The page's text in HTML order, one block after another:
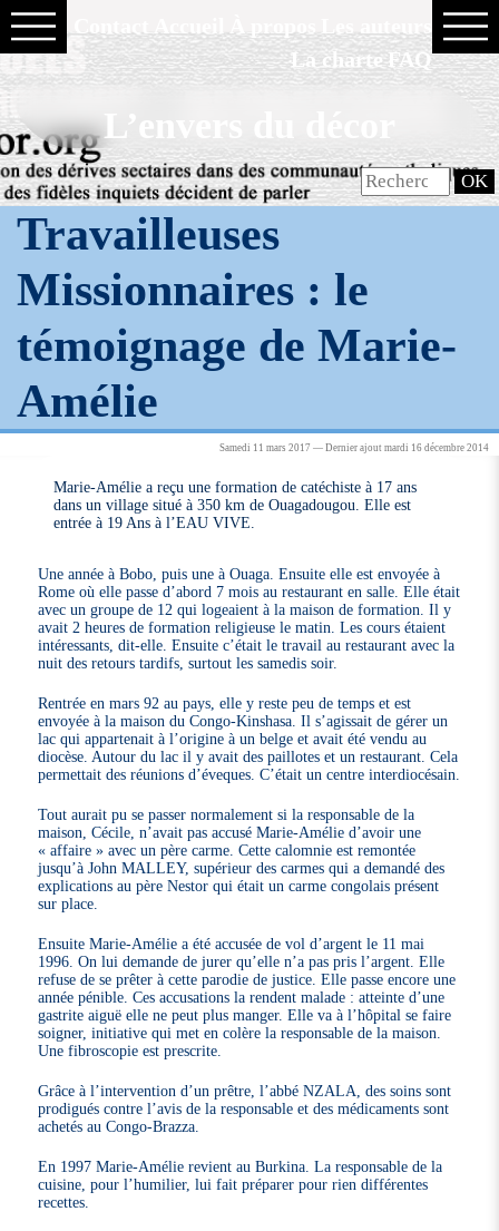
La charte FAQ
L’envers du décor
Travailleuses
Missionnaires : le
témoignage de Marie-
Amélie
Samedi 11 mars 2017 — Dernier ajout mardi 16 décembre 2014
Marie-Amélie a reçu une formation de catéchiste à 17 ans
dans un village situé à 350 km de Ouagadougou. Elle est
entrée à 19 Ans à l’EAU VIVE.
Une année à Bobo, puis une à Ouaga. Ensuite elle est envoyée à
Rome où elle passe d’abord 7 mois au restaurant en salle. Elle était
avec un groupe de 12 qui logeaient à la maison de formation. Il y
avait 2 heures de formation religieuse le matin. Les cours étaient
intéressants, dit-elle. Ensuite c’était le travail au restaurant avec la
nuit des retours tardifs, surtout les samedis soir.
Rentrée en mars 92 au pays, elle y reste peu de temps et est
envoyée à la maison du Congo-Kinshasa. Il s’agissait de gérer un
lac qui appartenait à l’origine à un belge et avait été vendu au
diocèse. Autour du lac il y avait des paillotes et un restaurant. Cela
permettait des réunions d’éveques. C’était un centre interdiocésain.
Tout aurait pu se passer normalement si la responsable de la
maison, Cécile, n’avait pas accusé Marie-Amélie d’avoir une
« affaire » avec un père carme. Cette calomnie est remontée
jusqu’à John MALLEY, supérieur des carmes qui a demandé des
explications au père Nestor qui était un carme congolais présent
sur place.
Ensuite Marie-Amélie a été accusée de vol d’argent le 11 mai
1996. On lui demande de jurer qu’elle n’a pas pris l’argent. Elle
refuse de se prêter à cette parodie de justice. Elle passe encore une
année pénible. Ces accusations la rendent malade : atteinte d’une
gastrite aiguë elle ne peut plus manger. Elle va à l’hôpital se faire
soigner, initiative qui met en colère la responsable de la maison.
Une fibroscopie est prescrite.
Grâce à l’intervention d’un prêtre, l’abbé NZALA, des soins sont
prodigués contre l’avis de la responsable et des médicaments sont
achetés au Congo-Brazza.
En 1997 Marie-Amélie revient au Burkina. La responsable de la
cuisine, pour l’humilier, lui fait préparer pour rien différentes
recettes.